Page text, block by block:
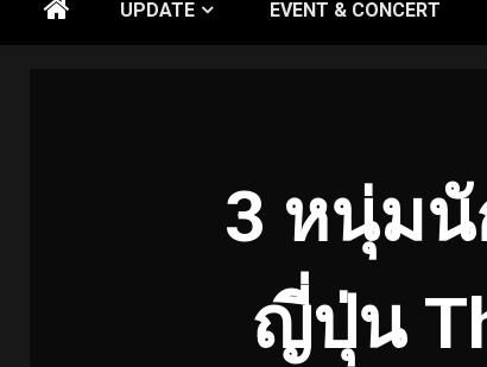
UPDATE EVENT & CONCERT
3 หนุ่มนั
ญี่ปุ่น